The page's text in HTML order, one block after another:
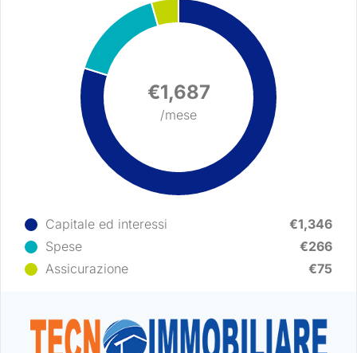
€1,687
/mese
Capitale ed interessi
€1,346
Spese
€266
Assicurazione
€75
Log in
Non hai un account?
Nome utente
Password
Hai perso la password?